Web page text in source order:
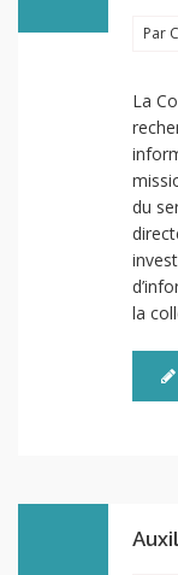
Par
La
du
la